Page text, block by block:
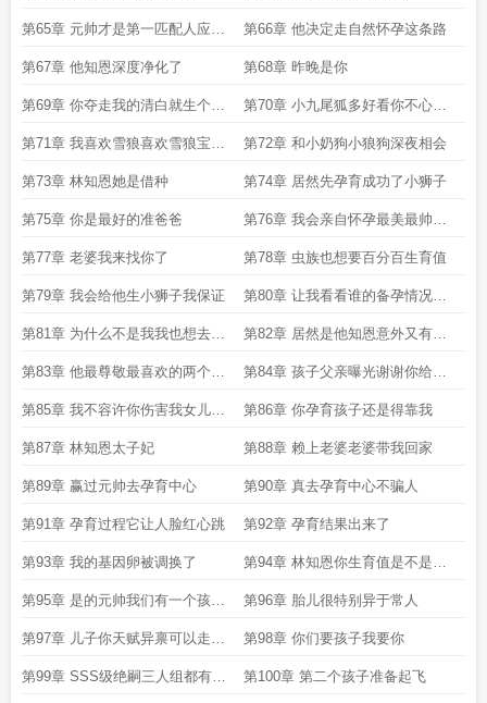
第65章 元帅才是第一匹配人应该
第一个生
第66章 他决定走自然怀孕这条路
第67章 他知恩深度净化了 第68章 昨晚是你
第69章 你夺走我的清白就生个小
鸟给我
第70章 小九尾狐多好看你不心动
吗
第71章 我喜欢雪狼喜欢雪狼宝宝
生
第72章 和小奶狗小狼狗深夜相会
第73章 林知恩她是借种 第74章 居然先孕育成功了小狮子
第75章 你是最好的准爸爸 第76章 我会亲自怀孕最美最帅孕
夫就是我
第77章 老婆我来找你了 第78章 虫族也想要百分百生育值
第79章 我会给他生小狮子我保证 第80章 让我看看谁的备孕情况最
好
第81章 为什么不是我我也想去孕
育中心
第82章 居然是他知恩意外又有点
开心
第83章 他最尊敬最喜欢的两个人
有了宝贝
第84章 孩子父亲曝光谢谢你给我
孩子
第85章 我不容许你伤害我女儿分
毫
第86章 你孕育孩子还是得靠我
第87章 林知恩太子妃 第88章 赖上老婆老婆带我回家
第89章 赢过元帅去孕育中心 第90章 真去孕育中心不骗人
第91章 孕育过程它让人脸红心跳 第92章 孕育结果出来了
第93章 我的基因卵被调换了 第94章 林知恩你生育值是不是作
假了
第95章 是的元帅我们有一个孩子
呢
第96章 胎儿很特别异于常人
第97章 儿子你天赋异禀可以走自
然怀孕这条路
第98章 你们要孩子我要你
第99章 SSS级绝嗣三人组都有一 第100章 第二个孩子准备起飞